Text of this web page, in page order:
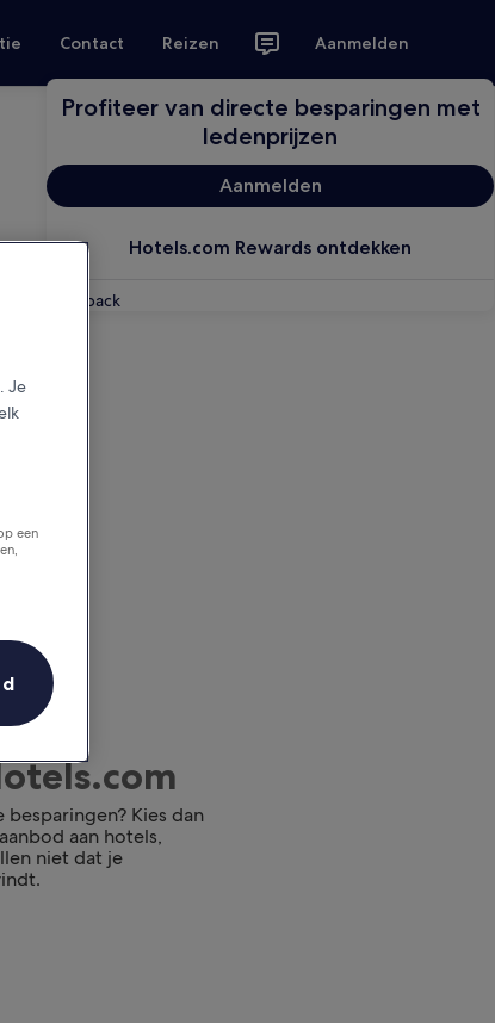
Contact Reizen Aanmelden
Profiteer van directe besparingen met
ledenprijzen
Aanmelden
Hotels.com Rewards ontdekken
Feedback
Kies dan
aan hotels,
niet dat je
Je
een